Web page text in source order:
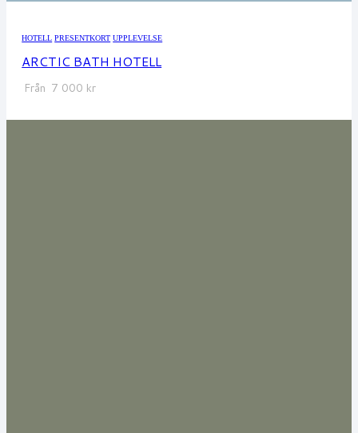
HOTELL PRESENTKORT UPPLEVELSE
ARCTIC BATH HOTELL
Från 7 000 kr